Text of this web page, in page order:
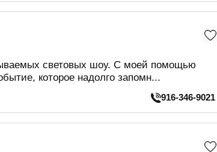
световых шоу. С моей помощью
которое надолго запомн...
916-346-9021